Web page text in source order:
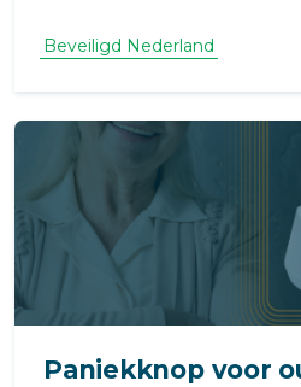
iedereen.
Beveiligd Nederland
Paniekknop voor